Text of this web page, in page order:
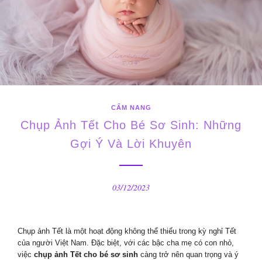
CẨM NANG
Chụp Ảnh Tết Cho Bé Sơ Sinh: Những
Gợi Ý Và Lời Khuyên
03/12/2023
Chụp ảnh Tết là một hoạt động không thể thiếu trong kỳ nghỉ Tết
của người Việt Nam. Đặc biệt, với các bậc cha mẹ có con nhỏ,
việc chụp ảnh Tết cho bé sơ sinh càng trở nên quan trọng và ý